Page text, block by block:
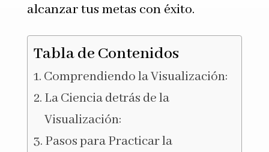
alcanzar tus metas con éxito.
Tabla de Contenidos
Comprendiendo la Visualización:
La Ciencia detrás de la
Visualización:
Pasos para Practicar la